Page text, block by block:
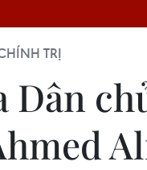
TRỊ
Dân